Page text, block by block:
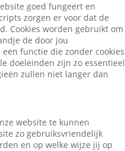
goed fungeert en
zorgen er voor dat de
Cookies worden gebruikt om
de door jou
functie die zonder cookies
doeleinden zijn zo essentieel
zullen niet langer dan
website te kunnen
zo gebruiksvriendelijk
en op welke wijze jij op